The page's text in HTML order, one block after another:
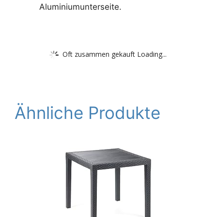
Aluminiumunterseite.
Oft zusammen gekauft Loading...
Ähnliche Produkte